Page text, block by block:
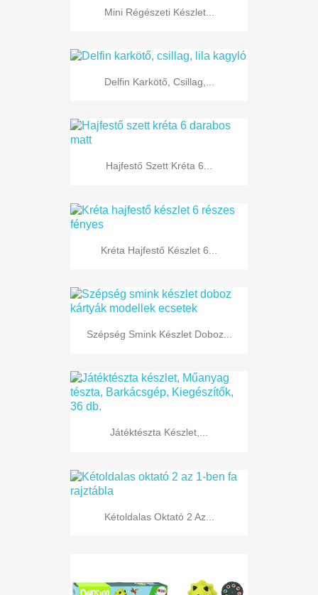
Mini Régészeti Készlet...
Delfin Karkötő, Csillag,...
Hajfestő Szett Kréta 6...
Kréta Hajfestő Készlet 6...
Szépség Smink Készlet Doboz...
Játéktészta Készlet,...
Kétoldalas Oktató 2 Az...